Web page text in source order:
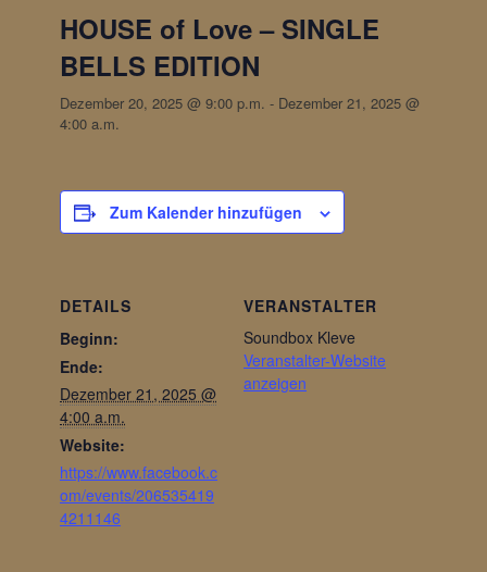
HOUSE of Love – SINGLE
BELLS EDITION
Dezember 20, 2025 @ 9:00 p.m. - Dezember 21, 2025 @
4:00 a.m.
Zum Kalender hinzufügen
DETAILS
Beginn:
Ende:
Dezember 21, 2025 @
4:00 a.m.
Website:
https://www.facebook.c
om/events/206535419
4211146
VERANSTALTER
Soundbox Kleve
Veranstalter-Website
anzeigen